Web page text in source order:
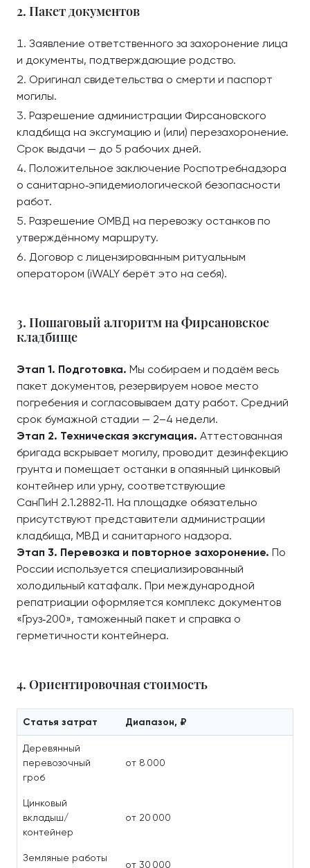
2. Пакет документов
Заявление ответственного за захоронение лица
и документы, подтверждающие родство.
Оригинал свидетельства о смерти и паспорт
могилы.
Разрешение администрации Фирсановского
кладбища на эксгумацию и (или) перезахоронение.
Срок выдачи — до 5 рабочих дней.
Положительное заключение Роспотребнадзора
о санитарно‑эпидемиологической безопасности
работ.
Разрешение ОМВД на перевозку останков по
утверждённому маршруту.
Договор с лицензированным ритуальным
оператором (iWALY берёт это на себя).
3. Пошаговый алгоритм на Фирсановское
кладбище
Этап 1. Подготовка. Мы собираем и подаём весь
пакет документов, резервируем новое место
погребения и согласовываем дату работ. Средний
срок бумажной стадии — 2–4 недели.
Этап 2. Техническая эксгумация. Аттестованная
бригада вскрывает могилу, проводит дезинфекцию
грунта и помещает останки в опаянный цинковый
контейнер или урну, соответствующие
СанПиН 2.1.2882‑11. На площадке обязательно
присутствуют представители администрации
кладбища, МВД и санитарного надзора.
Этап 3. Перевозка и повторное захоронение. По
России используется специализированный
холодильный катафалк. При международной
репатриации оформляется комплекс документов
«Груз‑200», таможенный пакет и справка о
герметичности контейнера.
4. Ориентировочная стоимость
Статья затрат Диапазон, ₽
Деревянный
перевозочный
гроб
от 8 000
Цинковый
вкладыш/
контейнер
от 20 000
Земляные работы
от 30 000